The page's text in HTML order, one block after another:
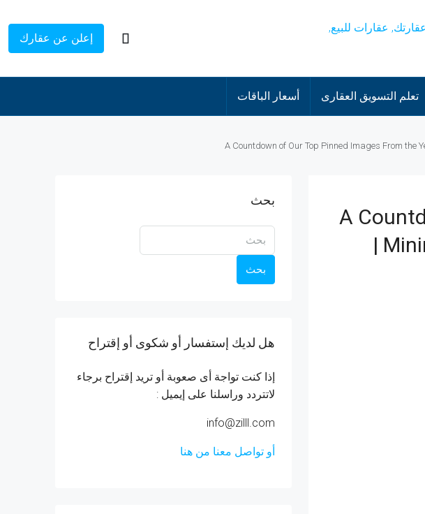
إعلن عن عقارك
تعلم التسويق العقارى أسعار الباقات
A Countdown of Our Top Pinned Images From
A
|
بحث
بحث
هل لديك إستفسار أو شكوى أو إقتراح
إذا كنت تواجة أى صعوبة أو تريد إقتراح برجاء
لاتتردد وراسلنا على إيميل :
info@zilll.com
أو تواصل معنا من هنا